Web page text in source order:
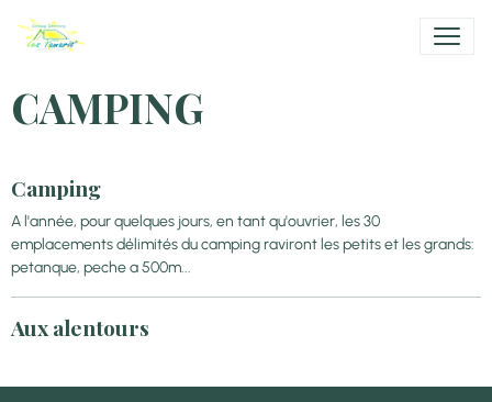
CAMPING
Camping
A l'année, pour quelques jours, en tant qu'ouvrier, les 30
emplacements délimités du camping raviront les petits et les grands:
petanque, peche a 500m...
Aux alentours